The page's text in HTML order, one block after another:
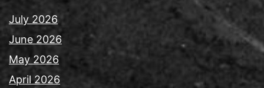
July 2026
June 2026
May 2026
April 2026